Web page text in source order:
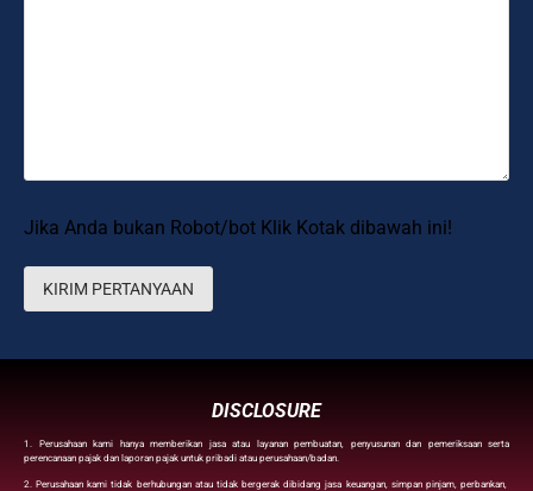
Jika Anda bukan Robot/bot Klik Kotak dibawah ini!
DISCLOSURE
1. Perusahaan kami hanya memberikan jasa atau layanan pembuatan, penyusunan dan pemeriksaan serta
perencanaan pajak dan laporan pajak untuk pribadi atau perusahaan/badan.
2. Perusahaan kami tidak berhubungan atau tidak bergerak dibidang jasa keuangan, simpan pinjam, perbankan,